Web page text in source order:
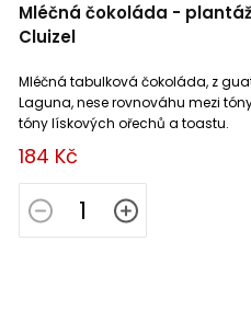
Mléčná čokoláda -
Cluizel
184 Kč
Mléčná tabulková čokoláda, z
Laguna, nese rovnováhu mezi tóny cappuccina a horké čokolády s
tóny lískových ořechů a toastu.